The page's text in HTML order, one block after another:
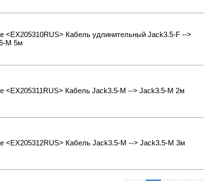
<EX205310RUS> Кабель удлинительный Jack3.5-F -->
M 5м
<EX205311RUS> Кабель Jack3.5-M --> Jack3.5-M 2м
<EX205312RUS> Кабель Jack3.5-M --> Jack3.5-M 3м